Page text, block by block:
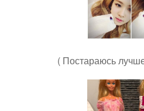
( Постараюсь